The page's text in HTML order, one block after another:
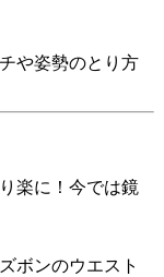
や姿勢のとり方
楽に！今では鏡
ボンのウエスト